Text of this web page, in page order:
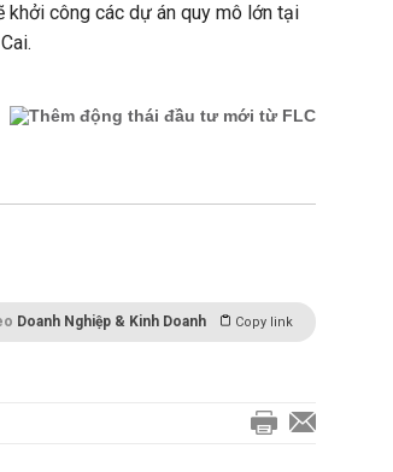
khởi công các dự án quy mô lớn tại
Doanh Nghiệp & Kinh Doanh Copy link